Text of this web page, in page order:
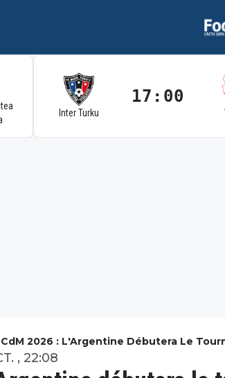
Inter Turku
17:00
CdM 2026 : L'Argentine Débutera Le
, 22:08